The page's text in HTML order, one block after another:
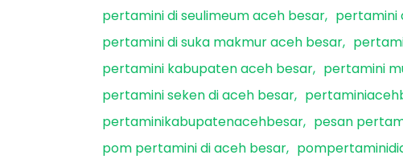
pertamini di seulimeum aceh besar
pertamini
pertamini di suka makmur aceh besar
pertamini kabupaten aceh besar
pertamini
pertamini seken di aceh besar
pertaminikabupatenacehbesar
pesan
pom pertamini di aceh besar